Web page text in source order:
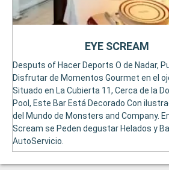
Desputs of Hacer Deports O de Nadar,
Disfrutar de Momentos Gourmet en el
Situado en La Cubierta 11, Cerca de la
Pool, Este Bar Está Decorado Con
del Mundo de Monsters and Company.
Scream se Peden degustar Helados y
AutoServicio.
EYE SCREAM